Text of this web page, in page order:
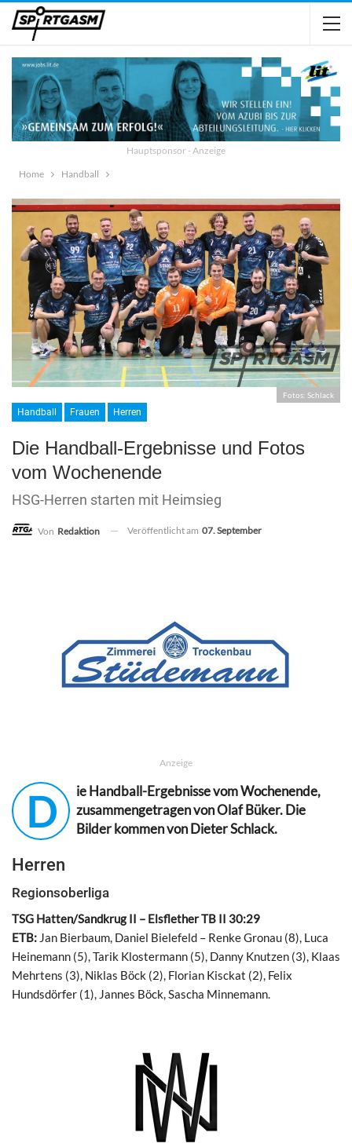
Hauptsponsor - Anzeige
Home
Handball
Fotos: Schlack
Handball Frauen Herren
Die Handball-Ergebnisse und Fotos
vom Wochenende
HSG-Herren starten mit Heimsieg
Von Redaktion Veröffentlicht am 07. September
Anzeige
D
ie Handball-Ergebnisse vom Wochenende,
zusammengetragen von Olaf Büker. Die
Bilder kommen von Dieter Schlack.
Herren
Regionsoberliga
TSG Hatten/Sandkrug II – Elsflether TB II 30:29
ETB: Jan Bierbaum, Daniel Bielefeld – Renke Gronau (8), Luca
Heinemann (5), Tarik Klostermann (5), Danny Knutzen (3), Klaas
Mehrtens (3), Niklas Böck (2), Florian Kisckat (2), Felix
Hundsdörfer (1), Jannes Böck, Sascha Minnemann.